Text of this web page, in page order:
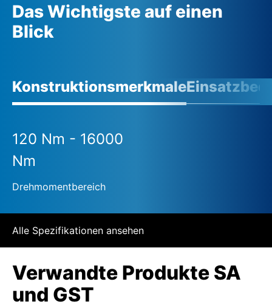
Das Wichtigste auf einen
Blick
Konstruktionsmerkmale
120 Nm - 16000
Nm
Drehmomentbereich
Alle Spezifikationen ansehen
Verwandte Produkte SA
und GST